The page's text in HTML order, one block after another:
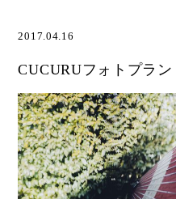
2017.04.16
CUCURUフォトプラン